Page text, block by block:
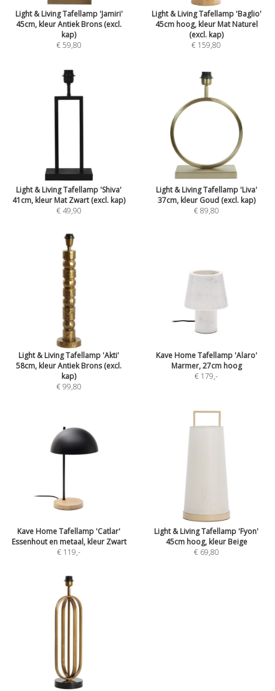
Light & Living Tafellamp 'Jamiri'
45cm, kleur Antiek Brons (excl.
kap)
€ 59,80
Light & Living Tafellamp 'Baglio'
45cm hoog, kleur Mat Naturel
(excl. kap)
€ 159,80
Light & Living Tafellamp 'Shiva'
41cm, kleur Mat Zwart (excl. kap)
€ 49,90
Light & Living Tafellamp 'Liva'
37cm, kleur Goud (excl. kap)
€ 89,80
Light & Living Tafellamp 'Akti'
58cm, kleur Antiek Brons (excl.
kap)
€ 99,80
Kave Home Tafellamp 'Alaro'
Marmer, 27cm hoog
€ 179,-
Kave Home Tafellamp 'Catlar'
Essenhout en metaal, kleur Zwart
€ 119,-
Light & Living Tafellamp 'Fyon'
45cm hoog, kleur Beige
€ 69,80